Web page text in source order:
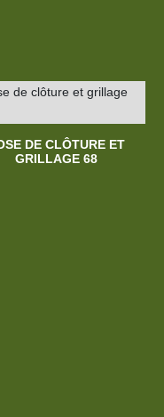
DE CLÔTURE ET
GRILLAGE 68